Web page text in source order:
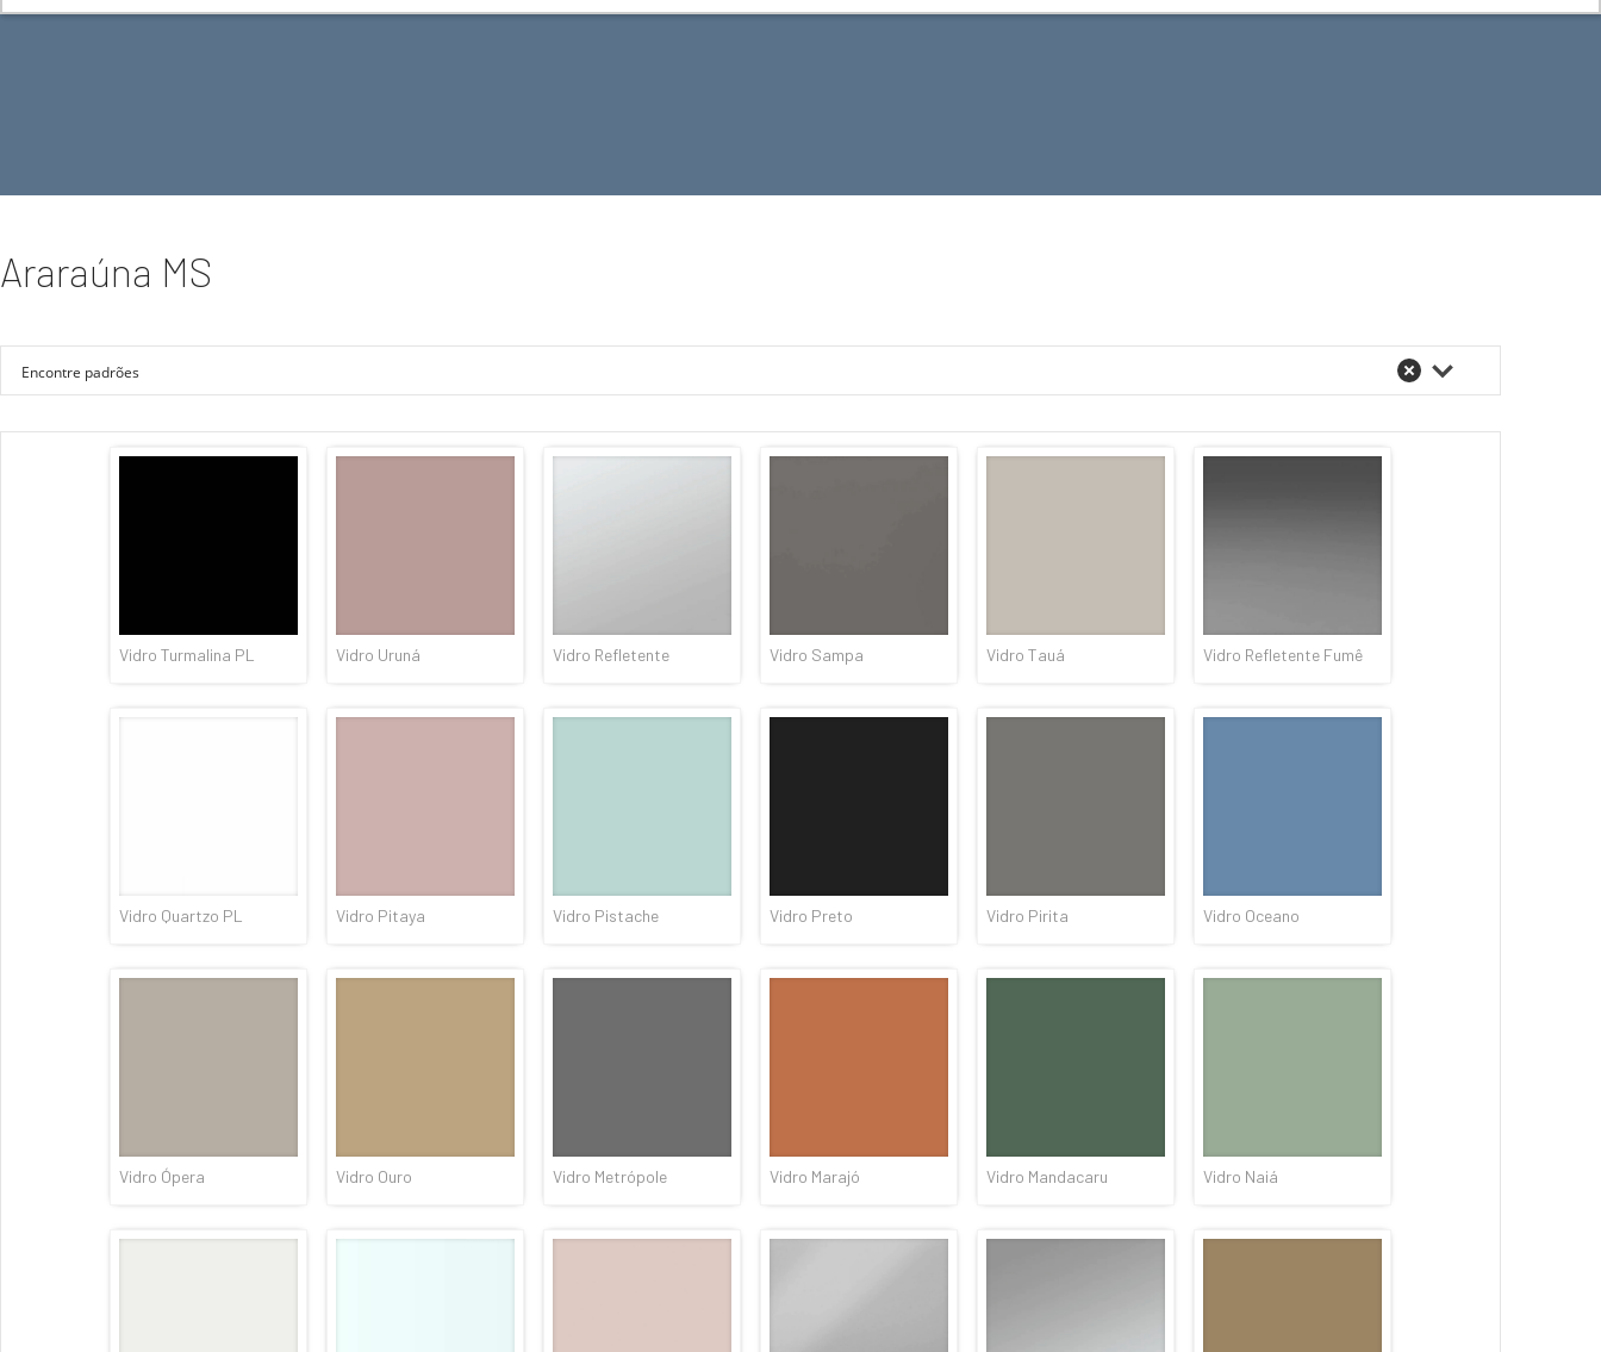
Araraúna MS
Vidro Turmalina PL Vidro Uruná Vidro Refletente Vidro Sampa Vidro Tauá Vidro Refletente Fumê
Vidro Quartzo PL Vidro Pitaya Vidro Pistache Vidro Preto Vidro Pirita Vidro Oceano
Vidro Ópera Vidro Ouro Vidro Metrópole Vidro Marajó Vidro Mandacaru Vidro Naiá